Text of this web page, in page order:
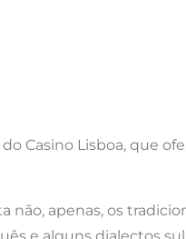
Casino Lisboa, que
apenas, os